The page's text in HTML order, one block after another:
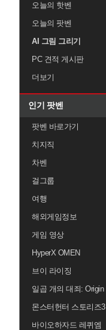
오늘의 핫벤
오늘의 팟벤
AI 그림 그리기
PC 견적 게시판
더보기
인기 팟벤
팟벤 바로가기
치지직
차벤
걸그룹
여행
해외게임정보
게임 영상
HyperX OMEN
브이 라이징
일곱 개의 대죄: Origin
몬스터헌터 스토리즈3
바이오하자드 레퀴엠